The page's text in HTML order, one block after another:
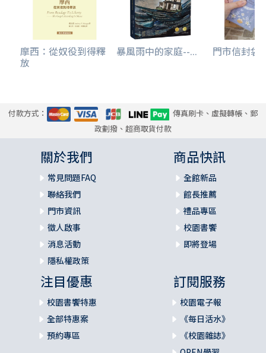
摩西：從奴役到得釋
放
暴風雨中的家庭--... 門市信封袋
付款方式：
傳真刷卡、虛擬轉帳、郵
政劃撥、超商取貨付款
關於我們
常見問題FAQ
聯絡我們
門市資訊
徵人啟事
消息活動
隱私權政策
商品快訊
全館新品
館長推薦
禮品專區
校園書饗
即將登場
注目優惠
校園書饗特惠
全部特惠案
預約專區
訂閱服務
校園電子報
《每日活水》
《校園雜誌》